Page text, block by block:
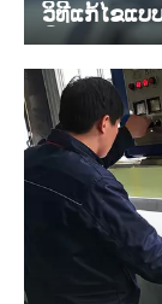
ວິທີແກ້ໄຂແບ
ມີການແຕ້ມຮູ
ສະຫນັບສະ